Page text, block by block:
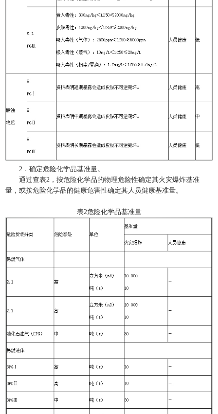
2．确定危险化学品基准量。
通过查表2，按危险化学品的物理危险性确定其火灾爆炸基准
量，或按危险化学品的健康危害性确定其人员健康基准量。
表2危险化学品基准量